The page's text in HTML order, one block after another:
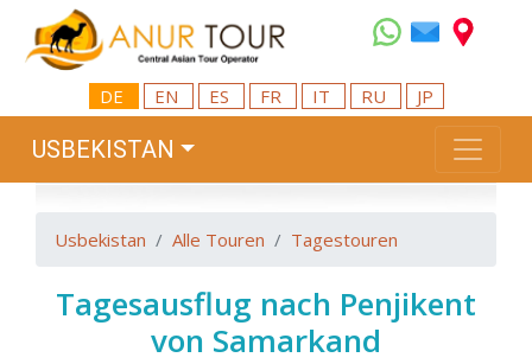
DE EN ES FR IT RU JP
USBEKISTAN
Usbekistan Alle Touren Tagestouren
Tagesausflug nach Penjikent
von Samarkand